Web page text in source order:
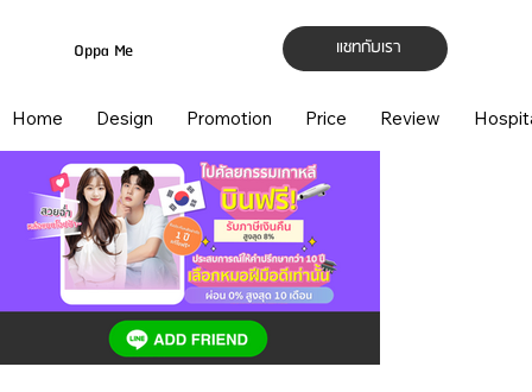
แชทกับเรา
Oppa Me
Home Design Promotion Price Review